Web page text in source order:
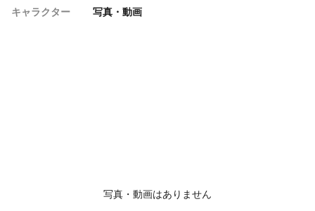
キャラクター 写真・動画
写真・動画はありません